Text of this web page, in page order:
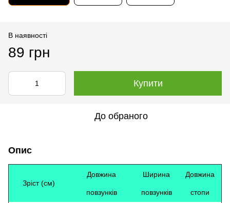
В наявності
89 грн
Купити
До обраного
Опис
Зріст (см)
Довжина
повзунків
Ширина
повзунків
Довжина
стопи